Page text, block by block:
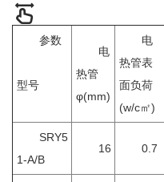
参数
型号
电
热管
φ(mm)
电
热管表
面负荷
(w/c㎡)
SRY5
1-A/B
16 0.7